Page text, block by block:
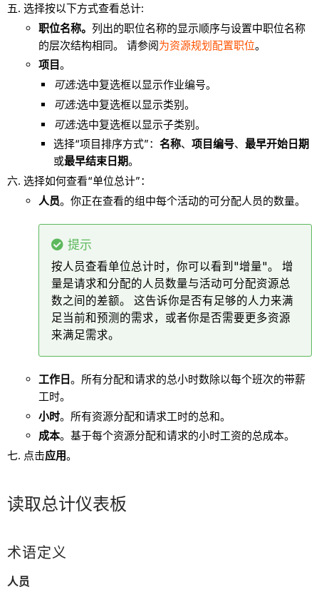
选择按以下方式查看总计:
职位名称。 列出的职位名称的显示顺序与设置中职位名称
的层次结构相同。 请参阅为资源规划配置职位。
项目。
可选:选中复选框以显示作业编号。
可选:选中复选框以显示类别。
可选:选中复选框以显示子类别。
选择“项目排序方式”： 名称、 项目编号、 最早开始日期
或最早结束日期。
选择如何查看“单位总计”：
人员。你正在查看的组中每个活动的可分配人员的数量。
提示
按人员查看单位总计时，你可以看到"增量"。 增
量是请求和分配的人员数量与活动可分配资源总
数之间的差额。 这告诉你是否有足够的人力来满
足当前和预测的需求，或者你是否需要更多资源
来满足需求。
工作日。所有分配和请求的总小时数除以每个班次的带薪
工时。
小时。所有资源分配和请求工时的总和。
成本。基于每个资源分配和请求的小时工资的总成本。
点击应用。
读取总计仪表板
术语定义
人员